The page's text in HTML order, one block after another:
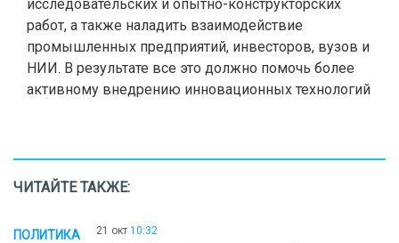
исследовательских и опытно-конструкторских
работ, а также наладить взаимодействие
промышленных предприятий, инвесторов, вузов и
НИИ. В результате все это должно помочь более
активному внедрению инновационных технологий
ЧИТАЙТЕ ТАКЖЕ:
ПОЛИТИКА 21 окт 10:32